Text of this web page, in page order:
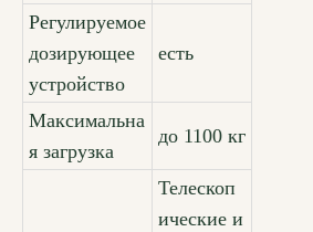
Регулируемое
дозирующее
устройство
есть
Максимальна
я загрузка
до 1100 кг
Телескоп
ические и